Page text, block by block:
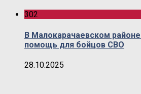
302
В Малокарачаевском
помощь для бойцов СВО
28.10.2025